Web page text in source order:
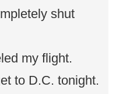
shut
my flight.
to D.C. tonight.